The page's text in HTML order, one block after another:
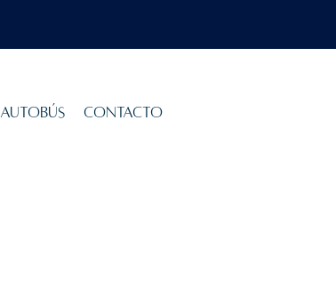
Autobús Contacto